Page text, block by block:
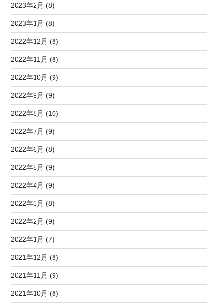
2023年2月 (8)
2023年1月 (8)
2022年12月 (8)
2022年11月 (8)
2022年10月 (9)
2022年9月 (9)
2022年8月 (10)
2022年7月 (9)
2022年6月 (8)
2022年5月 (9)
2022年4月 (9)
2022年3月 (8)
2022年2月 (9)
2022年1月 (7)
2021年12月 (8)
2021年11月 (9)
2021年10月 (8)